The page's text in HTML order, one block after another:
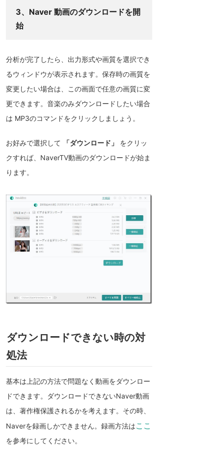
3、Naver 動画のダウンロードを開
始
分析が完了したら、出力形式や画質を選択でき
るウィンドウが表示されます。保存時の画質を
変更したい場合は、この画面で任意の画質に変
更できます。音楽のみダウンロードしたい場合
は MP3のコマンドをクリックしましょう。
お好みで選択して 「ダウンロード」
をクリッ
クすれば、NaverTV動画のダウンロードが始ま
ります。
ダウンロードできない時の対
処法
基本は上記の方法で問題なく動画をダウンロー
ドできます。ダウンロードできないNaver動画
は、著作権保護されるかを考えます。その時、
Naverを録画しかできません。録画方法はここ
を参考にしてください。